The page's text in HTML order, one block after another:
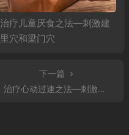
治疗儿童厌食之法—刺激建
里穴和梁门穴
下一篇
治疗心动过速之法—刺激郗门穴